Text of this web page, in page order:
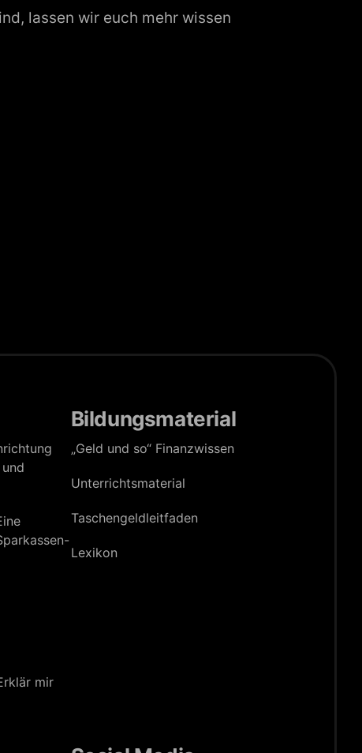
lassen wir euch mehr wissen
mir
Bildungsmaterial
„Geld und so“ Finanzwissen
Unterrichts­material
Taschengeld­leitfaden
Lexikon